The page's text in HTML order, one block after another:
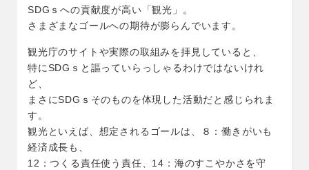
SDGｓへの貢献度が高い「観光」。
さまざまなゴールへの期待が膨らんでいます。
観光庁のサイトや実際の取組みを拝見していると、
特にSDGｓと謳っていらっしゃるわけではないけれ
ど、
まさにSDGｓそのものを体現した活動だと感じられま
す。
観光といえば、想定されるゴールは、８：働きがいも
経済成長も、
12：つくる責任使う責任、14：海のすこやかさを守